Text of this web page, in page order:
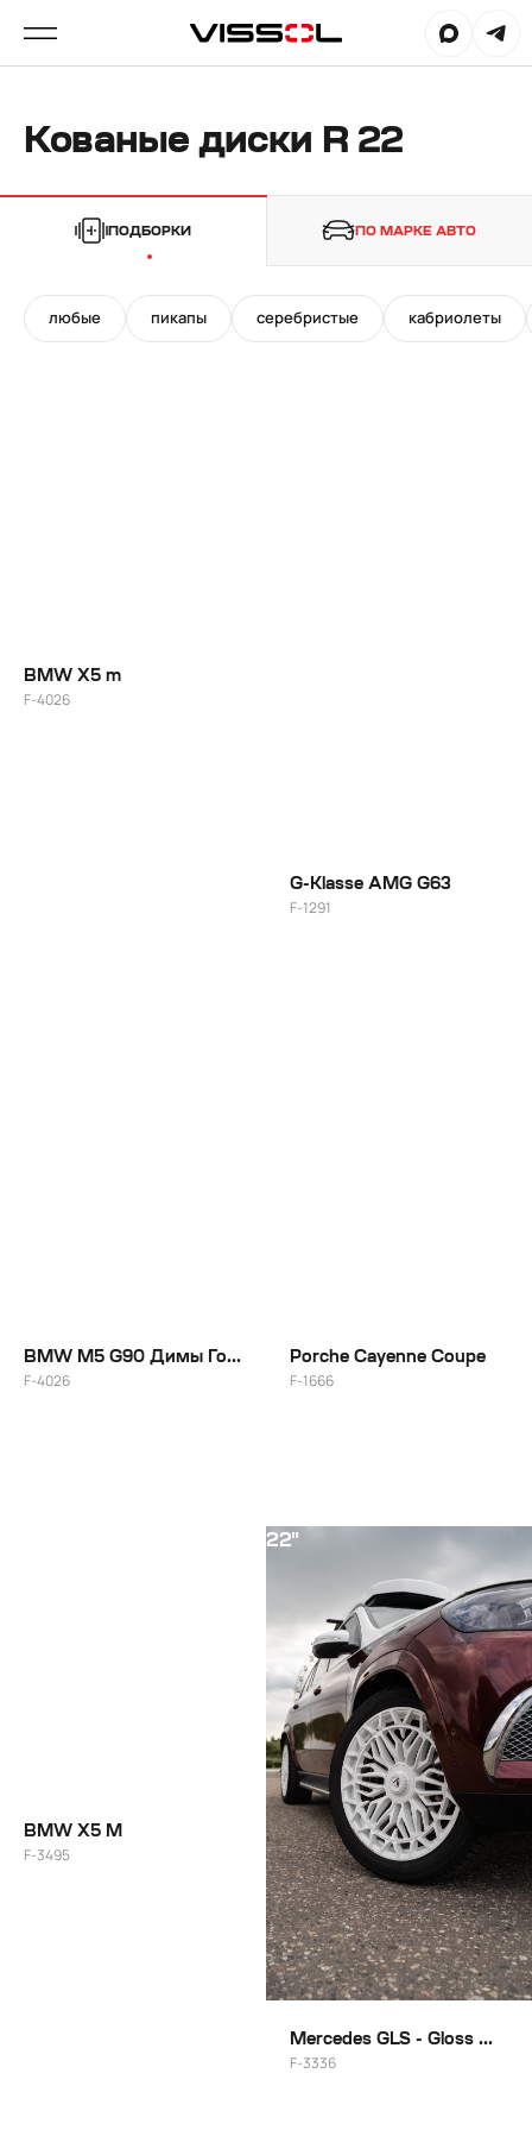
Кованые диски R 22
ПОДБОРКИ ПО МАРКЕ АВТО
любые пикапы серебристые кабриолеты
BMW X5 m
F-4026
G-Klasse AMG G63
F-1291
Porche Cayenne Coupe
F-1666
BMW M5 G90 Димы Гордея
F-4026
22"
Mercedes GLS - Gloss White
F-3336
BMW X5 M
F-3495